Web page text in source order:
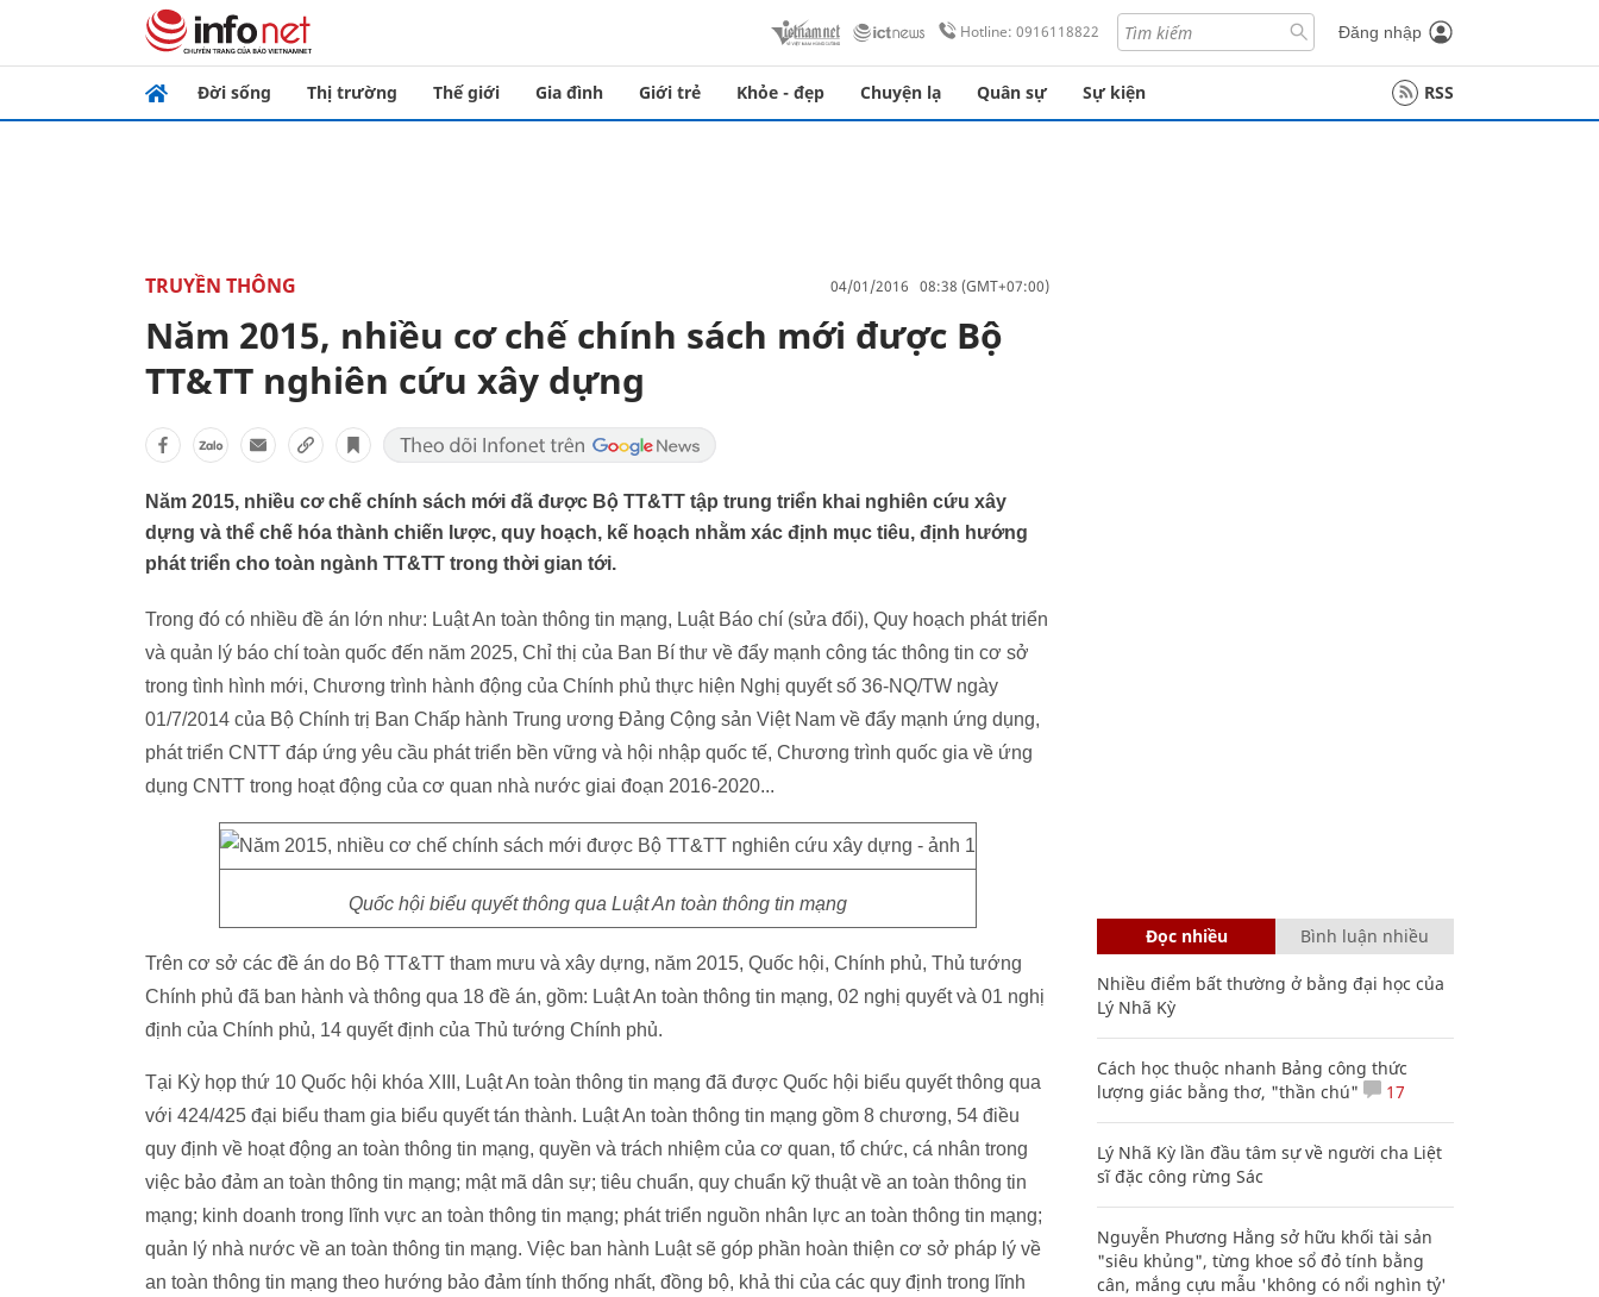
Hotline: 0916118822 Đăng nhập
Đời sống Thị trường Thế giới Gia đình Giới trẻ Khỏe - đẹp Chuyện lạ Quân sự Sự kiện RSS
TRUYỀN THÔNG 04/01/2016 08:38 (GMT+07:00)
Năm 2015, nhiều cơ chế chính sách mới được Bộ
TT&TT nghiên cứu xây dựng
Năm 2015, nhiều cơ chế chính sách mới đã được Bộ TT&TT tập trung triển khai nghiên cứu xây
dựng và thể chế hóa thành chiến lược, quy hoạch, kế hoạch nhằm xác định mục tiêu, định hướng
phát triển cho toàn ngành TT&TT trong thời gian tới.
Trong đó có nhiều đề án lớn như: Luật An toàn thông tin mạng, Luật Báo chí (sửa đổi), Quy hoạch phát triển
và quản lý báo chí toàn quốc đến năm 2025, Chỉ thị của Ban Bí thư về đẩy mạnh công tác thông tin cơ sở
trong tình hình mới, Chương trình hành động của Chính phủ thực hiện Nghị quyết số 36-NQ/TW ngày
01/7/2014 của Bộ Chính trị Ban Chấp hành Trung ương Đảng Cộng sản Việt Nam về đẩy mạnh ứng dụng,
phát triển CNTT đáp ứng yêu cầu phát triển bền vững và hội nhập quốc tế, Chương trình quốc gia về ứng
dụng CNTT trong hoạt động của cơ quan nhà nước giai đoạn 2016-2020...
Quốc hội biểu quyết thông qua Luật An toàn thông tin mạng
Trên cơ sở các đề án do Bộ TT&TT tham mưu và xây dựng, năm 2015, Quốc hội, Chính phủ, Thủ tướng
Chính phủ đã ban hành và thông qua 18 đề án, gồm: Luật An toàn thông tin mạng, 02 nghị quyết và 01 nghị
định của Chính phủ, 14 quyết định của Thủ tướng Chính phủ.
Tại Kỳ họp thứ 10 Quốc hội khóa XIII, Luật An toàn thông tin mạng đã được Quốc hội biểu quyết thông qua
với 424/425 đại biểu tham gia biểu quyết tán thành. Luật An toàn thông tin mạng gồm 8 chương, 54 điều
quy định về hoạt động an toàn thông tin mạng, quyền và trách nhiệm của cơ quan, tổ chức, cá nhân trong
việc bảo đảm an toàn thông tin mạng; mật mã dân sự; tiêu chuẩn, quy chuẩn kỹ thuật về an toàn thông tin
mạng; kinh doanh trong lĩnh vực an toàn thông tin mạng; phát triển nguồn nhân lực an toàn thông tin mạng;
quản lý nhà nước về an toàn thông tin mạng. Việc ban hành Luật sẽ góp phần hoàn thiện cơ sở pháp lý về
an toàn thông tin mạng theo hướng bảo đảm tính thống nhất, đồng bộ, khả thi của các quy định trong lĩnh
Đọc nhiều Bình luận nhiều
Nhiều điểm bất thường ở bằng đại học của
Lý Nhã Kỳ
Cách học thuộc nhanh Bảng công thức
lượng giác bằng thơ, "thần chú"
17
Lý Nhã Kỳ lần đầu tâm sự về người cha Liệt
sĩ đặc công rừng Sác
Nguyễn Phương Hằng sở hữu khối tài sản
"siêu khủng", từng khoe sổ đỏ tính bằng
cân, mắng cựu mẫu 'không có nổi nghìn tỷ'